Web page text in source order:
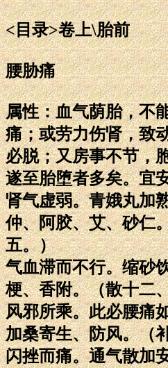
<目录>卷上\胎前
腰胁痛
属性：血气荫胎，不
痛；或劳力伤肾，致
必脱；又房事不节，
遂至胎堕者多矣。宜
肾气虚弱。青娥丸加
仲、阿胶、艾、砂仁
五。）
气血滞而不行。缩砂
梗、香附。（散十二
风邪所乘。此必腰痛
加桑寄生、防风。（
闪挫而痛。通气散加